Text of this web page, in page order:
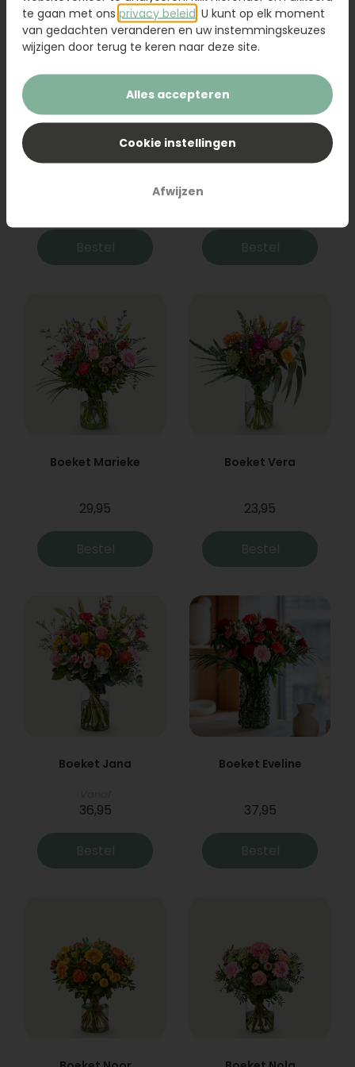
Boeket Raya
Bestel
Sanseveria
Bestel
Boeket Marieke
29,95
Bestel
Boeket Vera
23,95
Bestel
Boeket Jana
36,95
Bestel
Boeket Eveline
37,95
Bestel
te gaan met ons privacy beleid . U kunt op elk moment
van gedachten veranderen en uw instemmingskeuzes
wijzigen door terug te keren naar deze site.
Alles accepteren
Cookie instellingen
Afwijzen